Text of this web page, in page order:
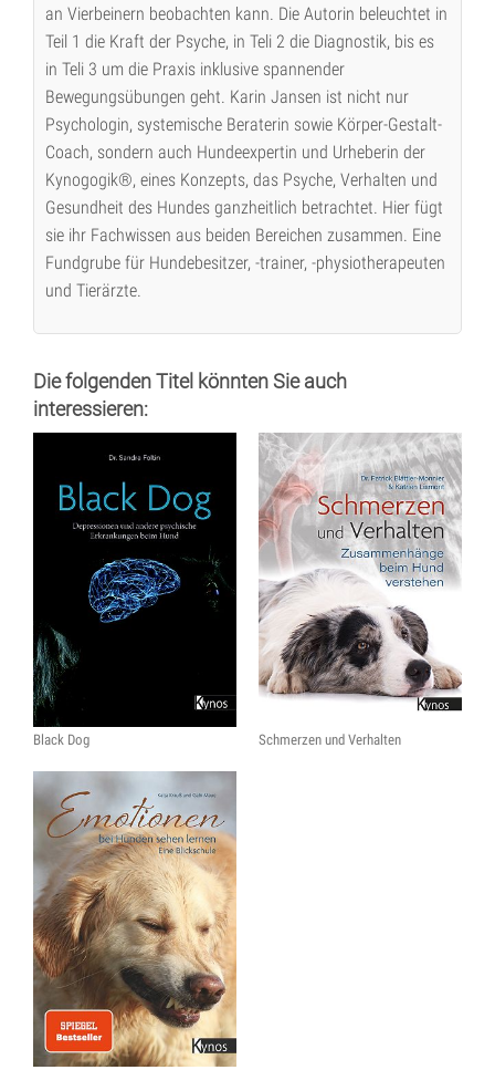
an Vierbeinern beobachten kann. Die Autorin beleuchtet in
Teil 1 die Kraft der Psyche, in Teli 2 die Diagnostik, bis es
in Teli 3 um die Praxis inklusive spannender
Bewegungsübungen geht. Karin Jansen ist nicht nur
Psychologin, systemische Beraterin sowie Körper-Gestalt-
Coach, sondern auch Hundeexpertin und Urheberin der
Kynogogik®, eines Konzepts, das Psyche, Verhalten und
Gesundheit des Hundes ganzheitlich betrachtet. Hier fügt
sie ihr Fachwissen aus beiden Bereichen zusammen. Eine
Fundgrube für Hundebesitzer, -trainer, -physiotherapeuten
und Tierärzte.
Die folgenden Titel könnten Sie auch
interessieren:
Black Dog Schmerzen und Verhalten